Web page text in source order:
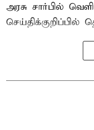
அரசு சார்பில்
செய்திக்குறிப்பில்